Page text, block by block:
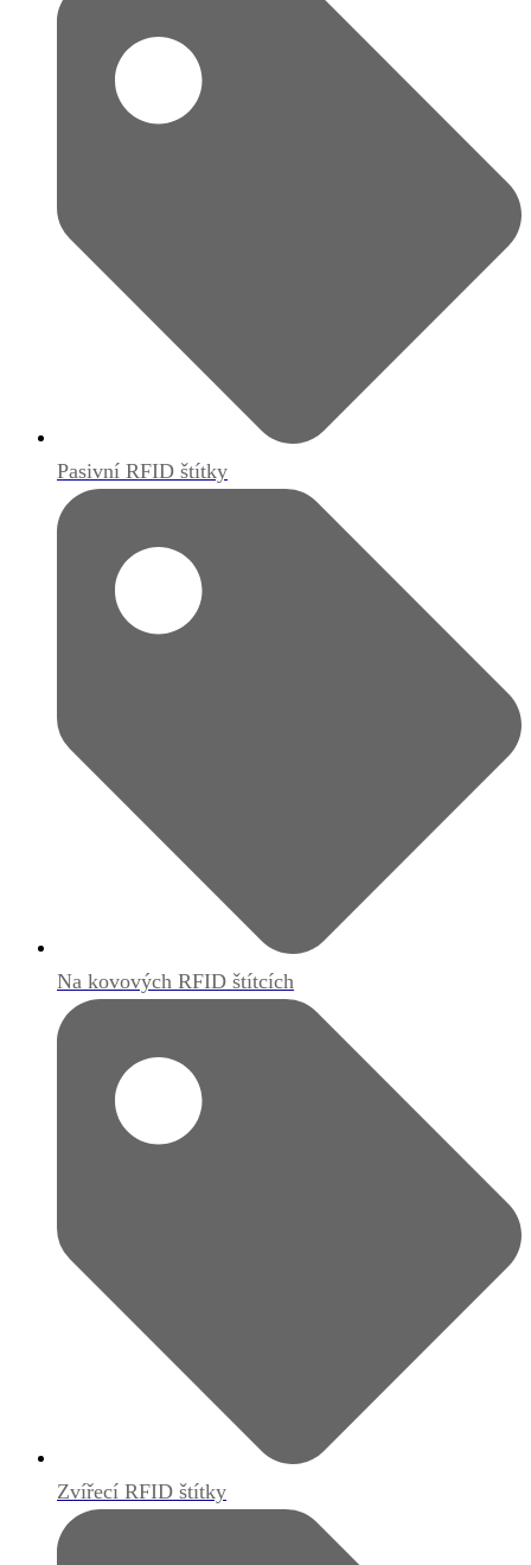
Pasivní RFID štítky
Na kovových RFID štítcích
Zvířecí RFID štítky